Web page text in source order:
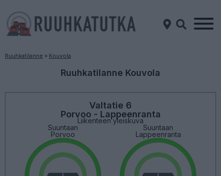
Ruuhkatilanne » Kouvola
Ruuhkatilanne Kouvola
Valtatie 6
Porvoo - Lappeenranta
Liikenteen yleiskuva
Suuntaan
Porvoo
Suuntaan
Lappeenranta